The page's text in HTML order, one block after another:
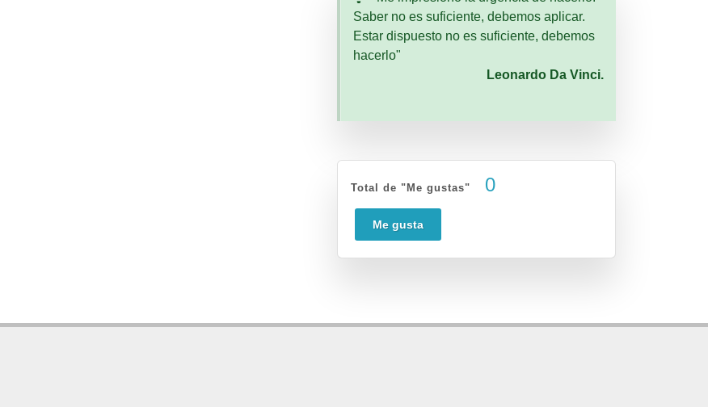
Saber no es suficiente, debemos aplicar.
Estar dispuesto no es suficiente, debemos
hacerlo"
Leonardo Da Vinci.
Total de "Me gustas" 0
Me gusta